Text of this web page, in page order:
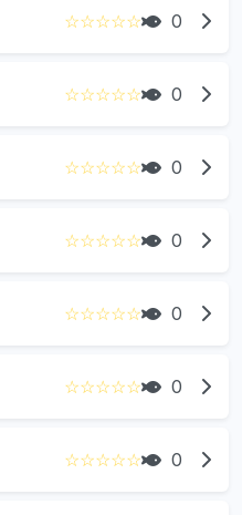
☆☆☆☆☆ 0
☆☆☆☆☆ 0
☆☆☆☆☆ 0
☆☆☆☆☆ 0
☆☆☆☆☆ 0
☆☆☆☆☆ 0
☆☆☆☆☆ 0